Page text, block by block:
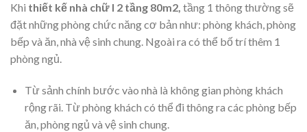
Khi thiết kế nhà chữ l 2 tầng 80m2, tầng 1 thông thường sẽ
đặt những phòng chức năng cơ bản như: phòng khách, phòng
bếp và ăn, nhà vệ sinh chung. Ngoài ra có thể bố trí thêm 1
phòng ngủ.
Từ sảnh chính bước vào nhà là không gian phòng khách
rộng rãi. Từ phòng khách có thể đi thông ra các phòng bếp
ăn, phòng ngủ và vệ sinh chung.